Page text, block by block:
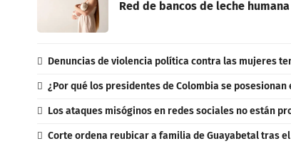
Red de bancos de leche
Denuncias de violencia política contra las mujeres
¿Por qué los presidentes de Colombia se posesionan
Los ataques misóginos en redes sociales no están
Corte ordena reubicar a familia de Guayabetal tras